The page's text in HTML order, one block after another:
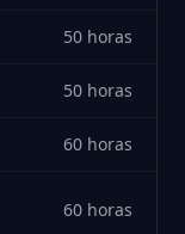
50 horas
50 horas
60 horas
60 horas